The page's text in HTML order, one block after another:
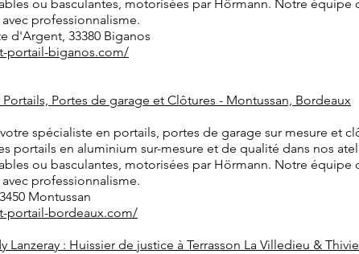
ou basculantes, motorisées par Hörmann. Notre
professionnalisme.
d'Argent, 33380 Biganos
portail-biganos.com/
Portes de garage et Clôtures - Montussan, Bordeaux
spécialiste en portails, portes de garage sur mesure et
portails en aluminium sur-mesure et de qualité dans nos
ou basculantes, motorisées par Hörmann. Notre
professionnalisme.
Montussan
portail-bordeaux.com/
Lanzeray : Huissier de justice à Terrasson La Villedieu &